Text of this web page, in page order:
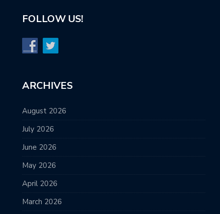
FOLLOW US!
ARCHIVES
August 2026
July 2026
June 2026
May 2026
April 2026
March 2026